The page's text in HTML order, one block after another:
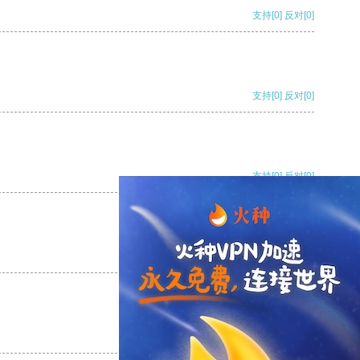
支持[0] 反对[0]
支持[0] 反对[0]
支持[0] 反对[0]
支持[0] 反对
支持